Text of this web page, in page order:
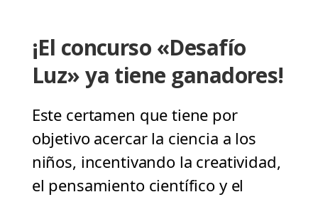
¡El concurso «Desafío
Luz» ya tiene ganadores!
Este certamen que tiene por
objetivo acercar la ciencia a los
niños, incentivando la creatividad,
el pensamiento científico y el